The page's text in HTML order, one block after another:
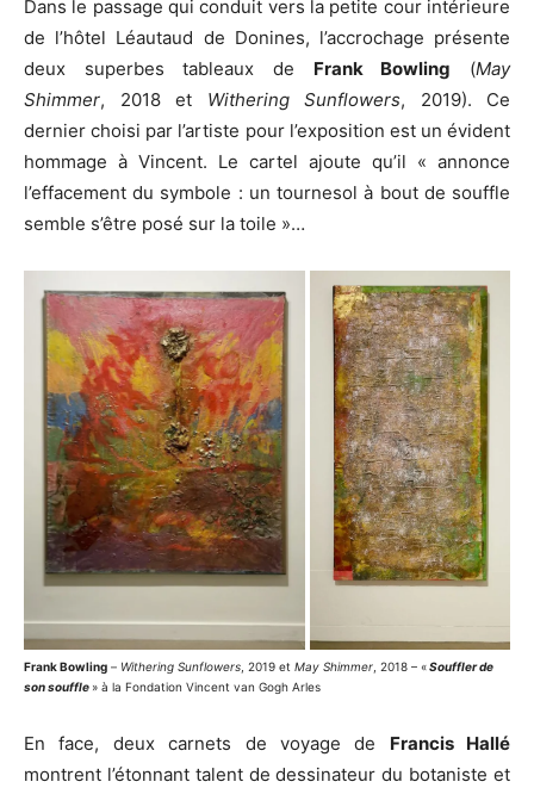
Dans le passage qui conduit vers la petite cour intérieure
de l’hôtel Léautaud de Donines, l’accrochage présente
deux superbes tableaux de Frank Bowling (May
Shimmer, 2018 et Withering Sunflowers, 2019). Ce
dernier choisi par l’artiste pour l’exposition est un évident
hommage à Vincent. Le cartel ajoute qu’il « annonce
l’effacement du symbole : un tournesol à bout de souffle
semble s’être posé sur la toile »…
Frank Bowling – Withering Sunflowers, 2019 et May Shimmer, 2018 – «Souffler de
son souffle » à la Fondation Vincent van Gogh Arles
En face, deux carnets de voyage de Francis Hallé
montrent l’étonnant talent de dessinateur du botaniste et